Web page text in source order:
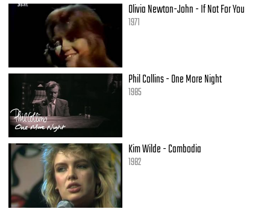
Still, I know our eyes often meet
I feel tingles down to my feet
When you smile, that's much too discreet
Sends me on my way
Wouldn't it be better
Not to be so polite
You could offer a light
Start a little conversation now
It's alright, just take five
Just take five
Just take five
Just take five
Olivia Newton-John - If Not For You
1971
Phil Collins - One More Night
1985
Kim Wilde - Cambodia
1982